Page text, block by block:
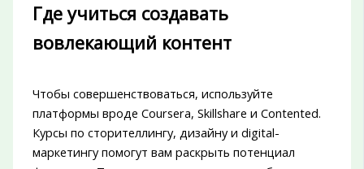
Где учиться создавать
вовлекающий контент
Чтобы совершенствоваться, используйте
платформы вроде Coursera, Skillshare и Contented.
Курсы по сторителлингу, дизайну и digital-
маркетингу помогут вам раскрыть потенциал